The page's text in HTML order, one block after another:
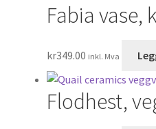
Fabia vase,
kr349.00 inkl. Mva
Flodhest,